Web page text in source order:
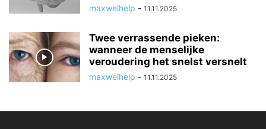
maxwelhelp - 11.11.2025
Twee verrassende pieken:
wanneer de menselijke
veroudering het snelst versnelt
maxwelhelp - 11.11.2025